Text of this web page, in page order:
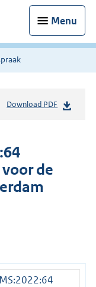
Menu
Download PDF
de